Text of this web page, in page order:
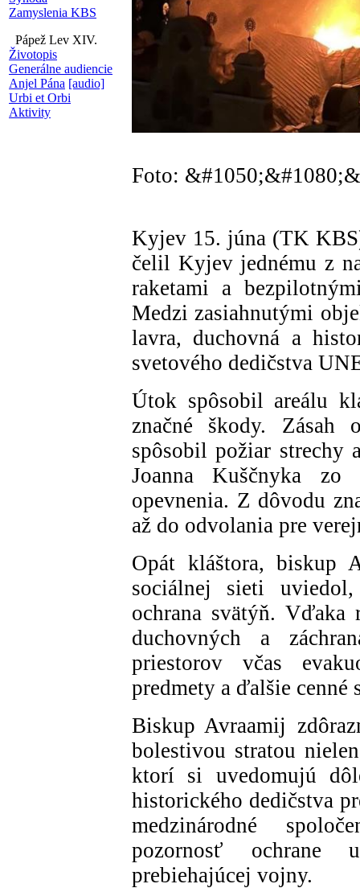
Zamyslenia KBS
Pápež Lev XIV.
Životopis
Generálne audiencie
Anjel Pána [audio]
Urbi et Orbi
Aktivity
Foto:
Kyjev 15. júna (TK
čelil Kyjev jednému z
raketami a
Medzi zasiahnutými
lavra, duchovná a
svetového dedičstva
Útok spôsobil areálu
značné škody. Zásah
spôsobil požiar strechy
Joanna Kuščnyka
opevnenia. Z dôvodu
až do odvolania pre
Opát kláštora, biskup
sociálnej sieti
ochrana svätýň.
duchovných a
priestorov včas
predmety a ďalšie cenné
Biskup Avraamij
bolestivou stratou
ktorí si uvedomujú
historického dedičstva
medzinárodné
pozornosť ochrane
prebiehajúcej vojny.